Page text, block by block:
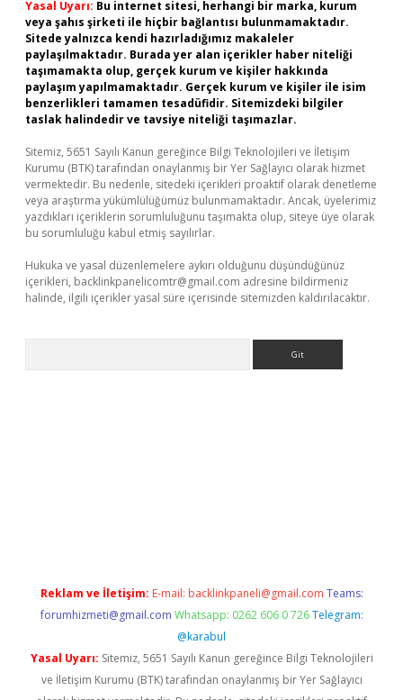
Yasal Uyarı: Bu internet sitesi, herhangi bir marka, kurum
veya şahıs şirketi ile hiçbir bağlantısı bulunmamaktadır.
Sitede yalnızca kendi hazırladığımız makaleler
paylaşılmaktadır. Burada yer alan içerikler haber niteliği
taşımamakta olup, gerçek kurum ve kişiler hakkında
paylaşım yapılmamaktadır. Gerçek kurum ve kişiler ile isim
benzerlikleri tamamen tesadüfidir. Sitemizdeki bilgiler
taslak halindedir ve tavsiye niteliği taşımazlar.
Sitemiz, 5651 Sayılı Kanun gereğince Bilgi Teknolojileri ve İletişim
Kurumu (BTK) tarafından onaylanmış bir Yer Sağlayıcı olarak hizmet
vermektedir. Bu nedenle, sitedeki içerikleri proaktif olarak denetleme
veya araştırma yükümlülüğümüz bulunmamaktadır. Ancak, üyelerimiz
yazdıkları içeriklerin sorumluluğunu taşımakta olup, siteye üye olarak
bu sorumluluğu kabul etmiş sayılırlar.
Hukuka ve yasal düzenlemelere aykırı olduğunu düşündüğünüz
içerikleri, backlinkpanelicomtr@gmail.com adresine bildirmeniz
halinde, ilgili içerikler yasal süre içerisinde sitemizden kaldırılacaktır.
Reklam ve İletişim: E-mail: backlinkpaneli@gmail.com Teams:
forumhizmeti@gmail.com Whatsapp: 0262 606 0 726 Telegram:
@karabul
Yasal Uyarı: Sitemiz, 5651 Sayılı Kanun gereğince Bilgi Teknolojileri
ve İletişim Kurumu (BTK) tarafından onaylanmış bir Yer Sağlayıcı